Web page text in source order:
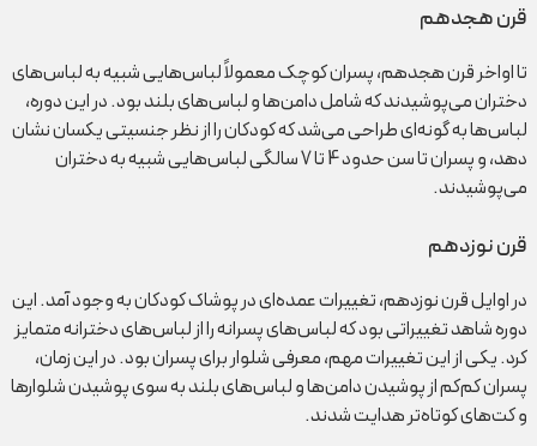
قرن هجدهم
تا اواخر قرن هجدهم، پسران کوچک معمولاً لباس‌هایی شبیه به لباس‌های
دختران می‌پوشیدند که شامل دامن‌ها و لباس‌های بلند بود. در این دوره،
لباس‌ها به گونه‌ای طراحی می‌شد که کودکان را از نظر جنسیتی یکسان نشان
دهد، و پسران تا سن حدود 4 تا 7 سالگی لباس‌هایی شبیه به دختران
می‌پوشیدند.
قرن نوزدهم
در اوایل قرن نوزدهم، تغییرات عمده‌ای در پوشاک کودکان به وجود آمد. این
دوره شاهد تغییراتی بود که لباس‌های پسرانه را از لباس‌های دخترانه متمایز
کرد. یکی از این تغییرات مهم، معرفی شلوار برای پسران بود. در این زمان،
پسران کم‌کم از پوشیدن دامن‌ها و لباس‌های بلند به سوی پوشیدن شلوارها
و کت‌های کوتاه‌تر هدایت شدند.